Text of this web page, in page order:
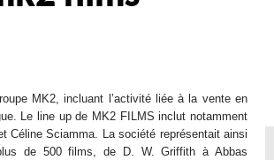
MK2, incluant l’activité liée à la vente en
Le line up de MK2 FILMS inclut notamment
Céline Sciamma. La société représentait ainsi
de 500 films, de D. W. Griffith à Abbas